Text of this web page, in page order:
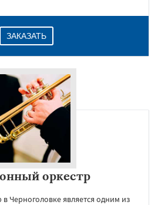
ЗАКАЗАТЬ
оркестр
Черноголовке является одним из